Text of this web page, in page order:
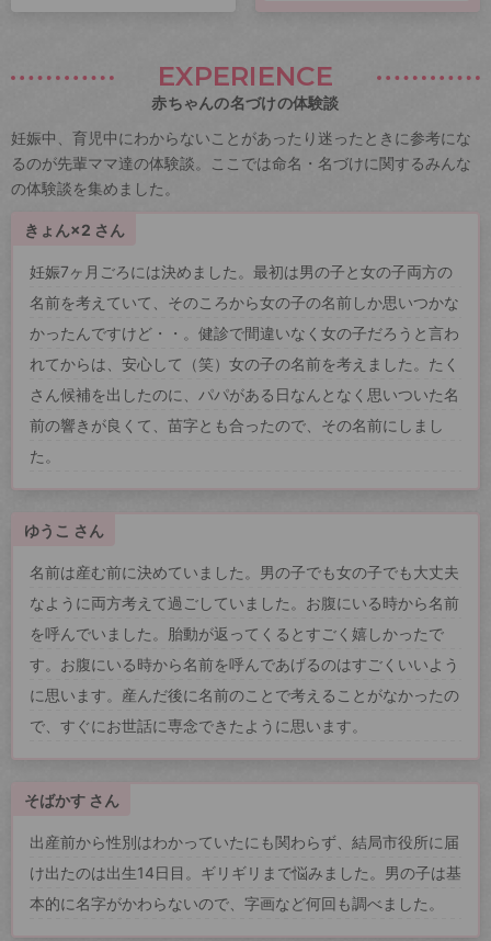
EXPERIENCE
赤ちゃんの名づけの体験談
妊娠中、育児中にわからないことがあったり迷ったときに参考にな
るのが先輩ママ達の体験談。ここでは命名・名づけに関するみんな
の体験談を集めました。
きょん×2 さん
妊娠7ヶ月ごろには決めました。最初は男の子と女の子両方の
名前を考えていて、そのころから女の子の名前しか思いつかな
かったんですけど・・。健診で間違いなく女の子だろうと言わ
れてからは、安心して（笑）女の子の名前を考えました。たく
さん候補を出したのに、パパがある日なんとなく思いついた名
前の響きが良くて、苗字とも合ったので、その名前にしまし
た。
ゆうこ さん
名前は産む前に決めていました。男の子でも女の子でも大丈夫
なように両方考えて過ごしていました。お腹にいる時から名前
を呼んでいました。胎動が返ってくるとすごく嬉しかったで
す。お腹にいる時から名前を呼んであげるのはすごくいいよう
に思います。産んだ後に名前のことで考えることがなかったの
で、すぐにお世話に専念できたように思います。
そばかす さん
出産前から性別はわかっていたにも関わらず、結局市役所に届
け出たのは出生14日目。ギリギリまで悩みました。男の子は基
本的に名字がかわらないので、字画など何回も調べました。